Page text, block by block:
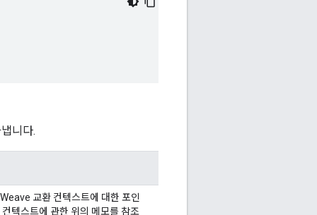
니다.
교환 컨텍스트에 대한 포인
텍스트에 관한 위의 메모를 참조